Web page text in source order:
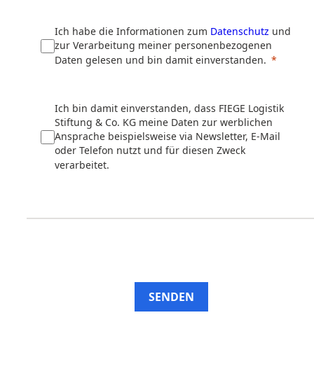
Ich habe die Informationen zum Datenschutz und
zur Verarbeitung meiner personenbezogenen
Daten gelesen und bin damit einverstanden.
Ich bin damit einverstanden, dass FIEGE Logistik
Stiftung & Co. KG meine Daten zur werblichen
Ansprache beispielsweise via Newsletter, E-Mail
oder Telefon nutzt und für diesen Zweck
verarbeitet.
SENDEN